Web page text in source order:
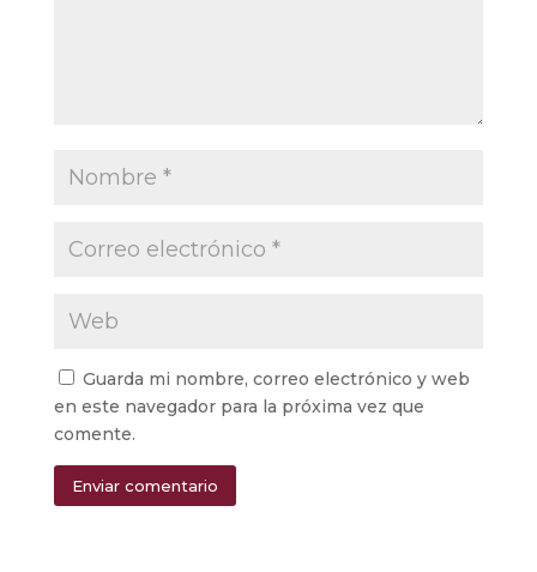
Guarda mi nombre, correo electrónico y web
en este navegador para la próxima vez que
comente.
Enviar comentario